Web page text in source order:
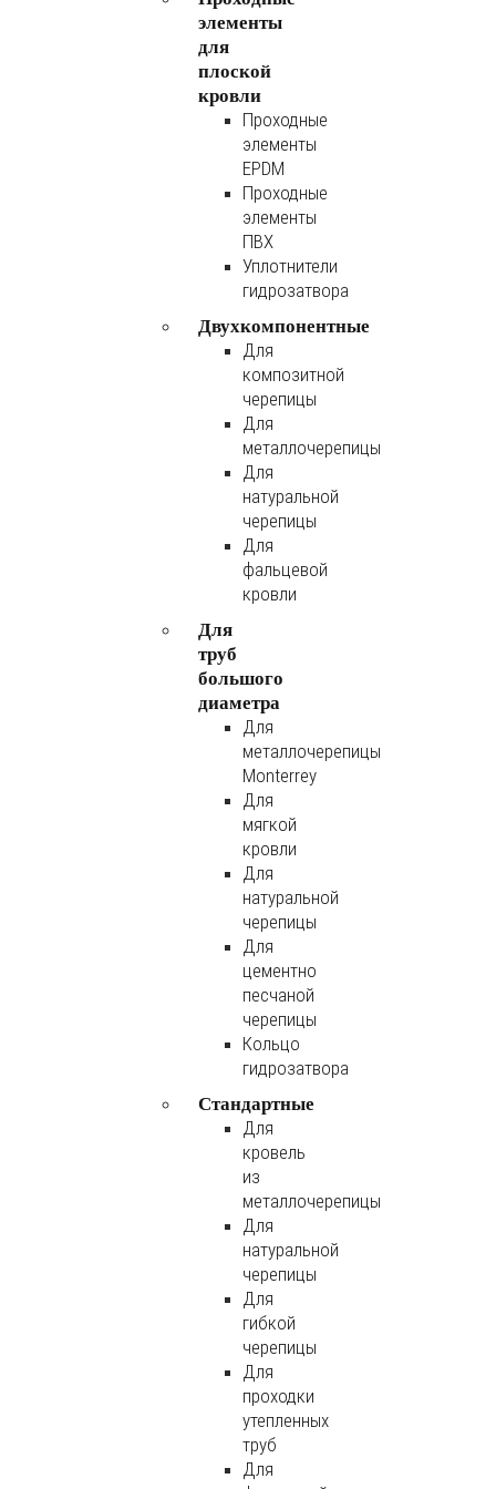
элементы
для
плоской
кровли
Проходные
элементы
EPDM
Проходные
элементы
ПВХ
Уплотнители
гидрозатвора
Двухкомпонентные
Для
композитной
черепицы
Для
металлочерепицы
Для
натуральной
черепицы
Для
фальцевой
кровли
Для
труб
большого
диаметра
Для
металлочерепицы
Monterrey
Для
мягкой
кровли
Для
натуральной
черепицы
Для
цементно
песчаной
черепицы
Кольцо
гидрозатвора
Стандартные
Для
кровель
из
металлочерепицы
Для
натуральной
черепицы
Для
гибкой
черепицы
Для
проходки
утепленных
труб
Для